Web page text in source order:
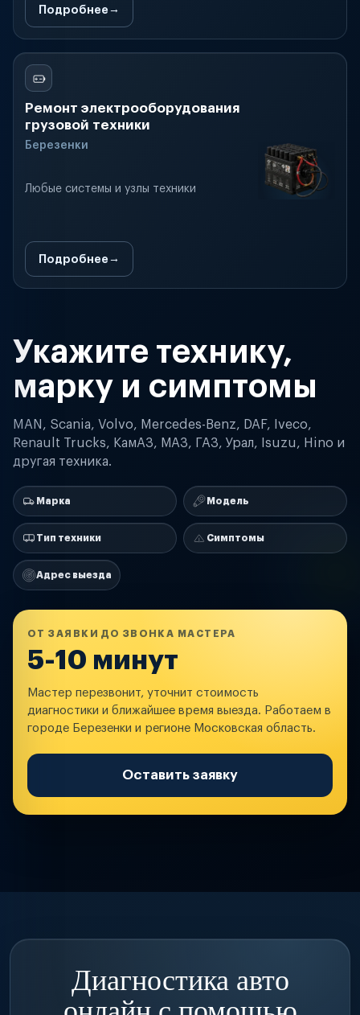
Подробнее
Ремонт электрооборудования
грузовой техники
Березенки
Любые системы и узлы техники
Подробнее
Укажите технику,
марку и симптомы
MAN, Scania, Volvo, Mercedes-Benz, DAF, Iveco,
Renault Trucks, КамАЗ, МАЗ, ГАЗ, Урал, Isuzu, Hino и
другая техника.
Марка Модель
Тип техники Симптомы
Адрес выезда
ОТ ЗАЯВКИ ДО ЗВОНКА МАСТЕРА
5-10 минут
Мастер перезвонит, уточнит стоимость
диагностики и ближайшее время выезда. Работаем в
городе Березенки и регионе Московская область.
Оставить заявку
Диагностика авто